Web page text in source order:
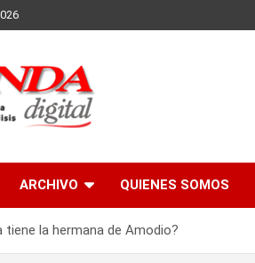
ARCHIVO QUIENES SOMOS
tiene la hermana de Amodio?